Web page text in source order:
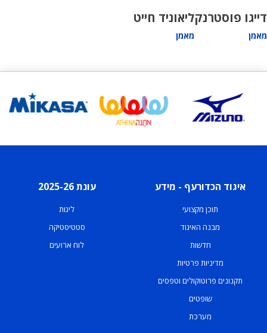
דייגו פוסטרנק
מאמן
ליאוניד חייט
מאמן
איגוד הכדורעף - מידע
תוכן מקצועי
מבנה האיגוד
חדשות
מדיניות פרטיות
תקנונים פרוטוקולים וטפסים
שופטים
מערכת
עונת 2025-26
ליגות
סטטיסטיקה
לוח ארועים